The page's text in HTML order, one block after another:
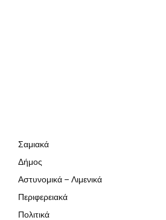
Σαμιακά
Δήμος
Αστυνομικά – Λιμενικά
Περιφερειακά
Πολιτικά